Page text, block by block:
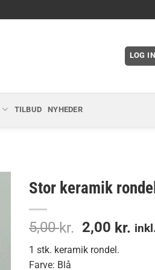
LOG
TILBUD NYHEDER
Stor keramik
5,00kr. Den
pris
2,00 kr.
1 stk. keramik rondel.
Farve: Blå